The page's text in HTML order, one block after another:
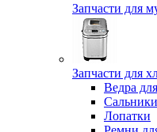
Запчасти для
Запчасти для
Ведра
Сальники
Лопатки